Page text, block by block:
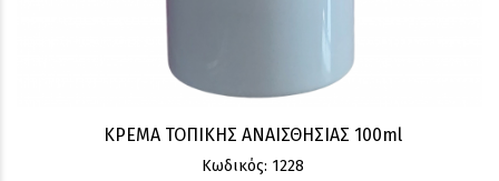
ΚΡΕΜΑ ΤΟΠΙΚΗΣ ΑΝΑΙΣΘΗΣΙΑΣ 100ml
Κωδικός: 1228